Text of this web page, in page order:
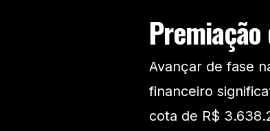
Avançar de fase
financeiro
cota de R$